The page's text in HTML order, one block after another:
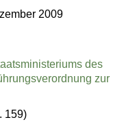
2009
des
zur
159)